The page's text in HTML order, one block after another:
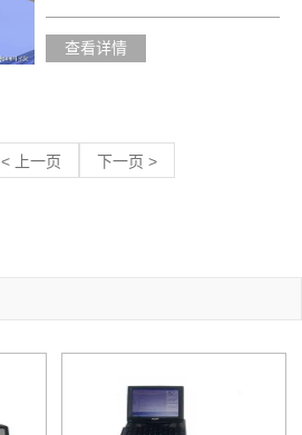
查看详情
< 上一页 下一页 >